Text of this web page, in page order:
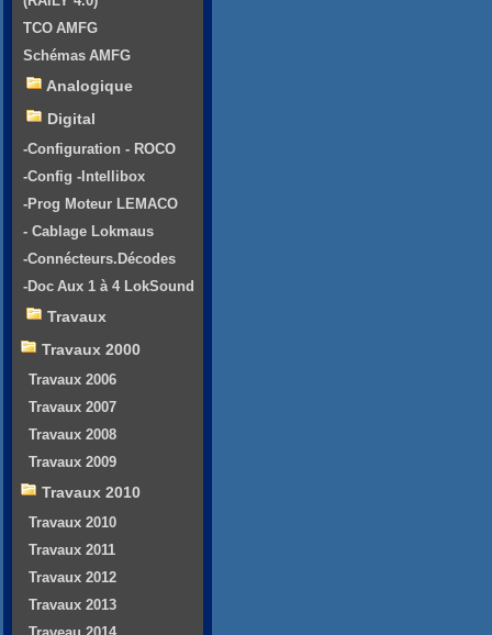
TCO AMFG
Schémas AMFG
Analogique
Digital
-Configuration - ROCO
-Config -Intellibox
-Prog Moteur LEMACO
- Cablage Lokmaus
-Connécteurs.Décodes
-Doc Aux 1 à 4 LokSound
Travaux
Travaux 2000
Travaux 2006
Travaux 2007
Travaux 2008
Travaux 2009
Travaux 2010
Travaux 2010
Travaux 2011
Travaux 2012
Travaux 2013